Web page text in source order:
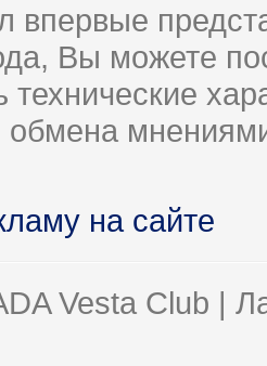
впервые
Вы можете
технические
на сайте
Vesta Club |